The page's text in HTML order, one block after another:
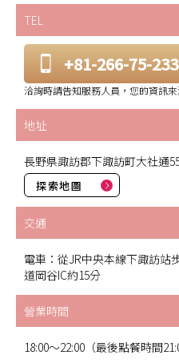
TEL
+81-266-75-
洽詢時請告知服務人員，您的資訊來
地址
長野県諏訪郡下諏訪町大社通
探索地圖
交通
電車：從JR中央本線下諏訪站
道岡谷IC約15分
營業時間
18:00～22:00（最後點餐時間